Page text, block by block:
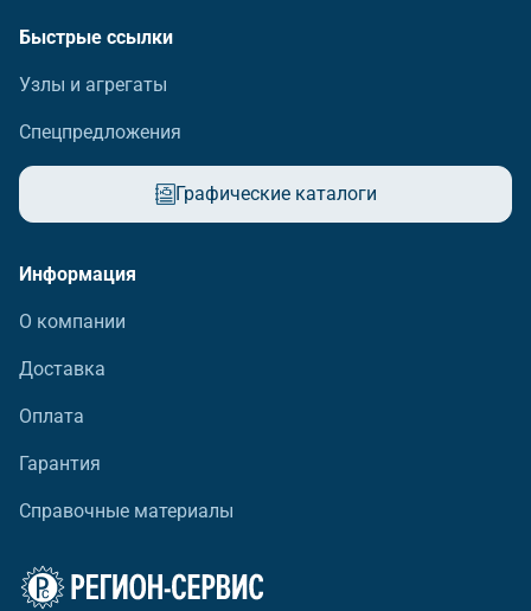
Быстрые ссылки
Узлы и агрегаты
Спецпредложения
Графические каталоги
Информация
О компании
Доставка
Оплата
Гарантия
Справочные материалы